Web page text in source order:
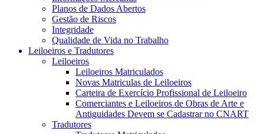
Planos de Dados Abertos
Gestão de Riscos
Integridade
Qualidade de Vida no Trabalho
Leiloeiros e Tradutores
Leiloeiros
Leiloeiros Matriculados
Novas Matriculas de Leiloeiros
Carteira de Exercício Profissional de Leiloeiro
Comerciantes e Leiloeiros de Obras de Arte e
Antiguidades Devem se Cadastrar no CNART
Tradutores